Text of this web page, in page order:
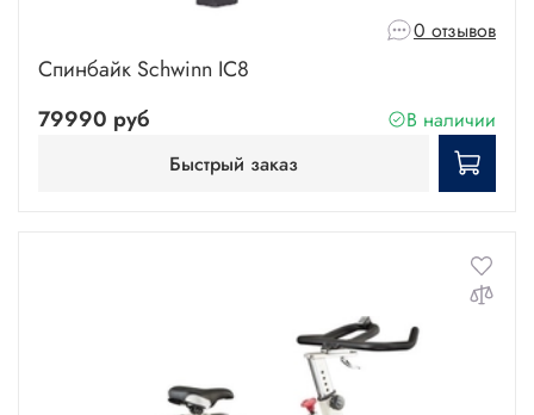
0 отзывов
Спинбайк Schwinn IC8
79990 руб
В наличии
Быстрый заказ